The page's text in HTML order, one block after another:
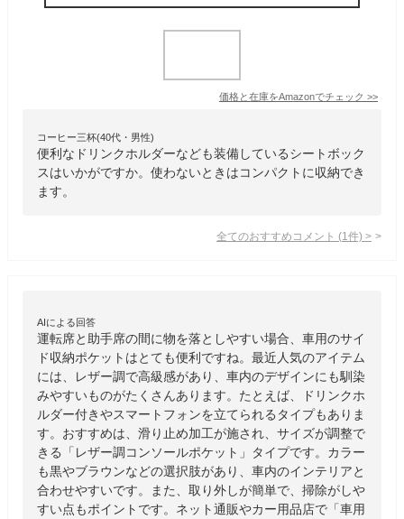
価格と在庫をAmazonでチェック >>
コーヒー三杯(40代・男性)
便利なドリンクホルダーなども装備しているシートボック
スはいかがですか。使わないときはコンパクトに収納でき
ます。
全てのおすすめコメント (1 件) >
AIによる回答
運転席と助手席の間に物を落としやすい場合、車用のサイ
ド収納ポケットはとても便利ですね。最近人気のアイテム
には、レザー調で高級感があり、車内のデザインにも馴染
みやすいものがたくさんあります。たとえば、ドリンクホ
ルダー付きやスマートフォンを立てられるタイプもありま
す。おすすめは、滑り止め加工が施され、サイズが調整で
きる「レザー調コンソールポケット」タイプです。カラー
も黒やブラウンなどの選択肢があり、車内のインテリアと
合わせやすいです。また、取り外しが簡単で、掃除がしや
すい点もポイントです。ネット通販やカー用品店で「車用